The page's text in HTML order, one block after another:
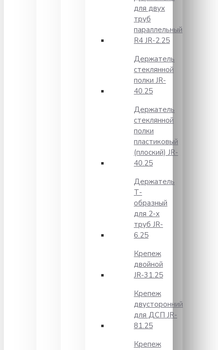
для двух
труб
параллельный
R4 JR-2.25
Держатель
стеклянной
полки JR-
40.25
Держатель
стеклянной
полки
пластиковый
(плоский) JR-
40.25
Держатель
Т-
образный
для 2-х
труб JR-
6.25
Крепеж
двойной
JR-31.25
Крепеж
двусторонний
для ДСП JR-
81.25
Крепеж